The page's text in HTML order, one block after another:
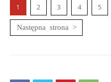
1 2 3 4 5